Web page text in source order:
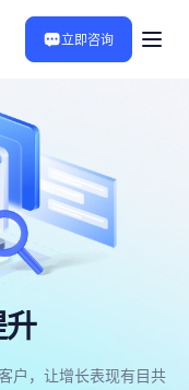
立即咨询
户，让增长表现有目共